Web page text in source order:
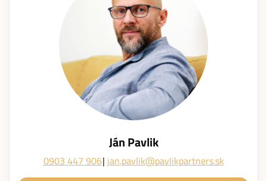
Ján Pavlik
0903 447 906 jan.pavlik@pavlikpartners.sk